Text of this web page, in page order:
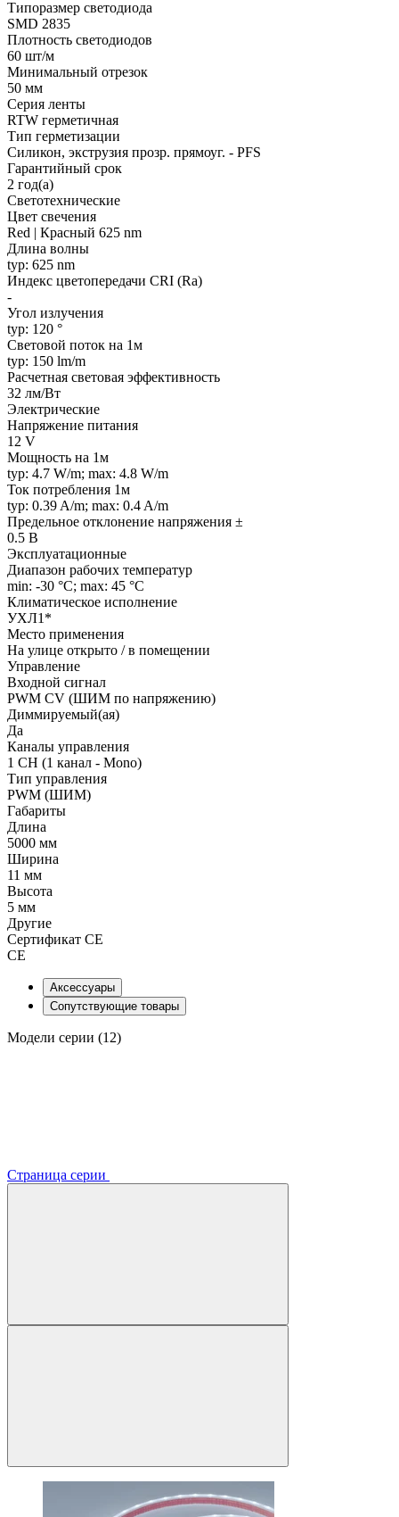
Типоразмер светодиода
SMD 2835
Плотность светодиодов
60 шт/м
Минимальный отрезок
50 мм
Серия ленты
RTW герметичная
Тип герметизации
Силикон, экструзия прозр. прямоуг. - PFS
Гарантийный срок
2 год(а)
Светотехнические
Цвет свечения
Red | Красный 625 nm
Длина волны
typ: 625 nm
Индекс цветопередачи CRI (Ra)
-
Угол излучения
typ: 120 °
Световой поток на 1м
typ: 150 lm/m
Расчетная световая эффективность
32 лм/Вт
Электрические
Напряжение питания
12 V
Мощность на 1м
typ: 4.7 W/m; max: 4.8 W/m
Ток потребления 1м
typ: 0.39 A/m; max: 0.4 A/m
Предельное отклонение напряжения ±
0.5 В
Эксплуатационные
Диапазон рабочих температур
min: -30 °C; max: 45 °C
Климатическое исполнение
УХЛ1*
Место применения
На улице открыто / в помещении
Управление
Входной сигнал
PWM СV (ШИМ по напряжению)
Диммируемый(ая)
Да
Каналы управления
1 CH (1 канал - Mono)
Тип управления
PWM (ШИМ)
Габариты
Длина
5000 мм
Ширина
11 мм
Высота
5 мм
Другие
Сертификат CE
CE
Аксессуары
Сопутствующие товары
Модели серии (12)
Страница серии